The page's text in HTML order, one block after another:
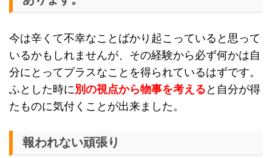
今は辛くて不幸なことばかり起こっていると思って
いるかもしれませんが、その経験から必ず何かは自
分にとってプラスなことを得られているはずです。
ふとした時に 別の視点から物事を考える と自分が得
たものに気付くことが出来ました。
報われない頑張り